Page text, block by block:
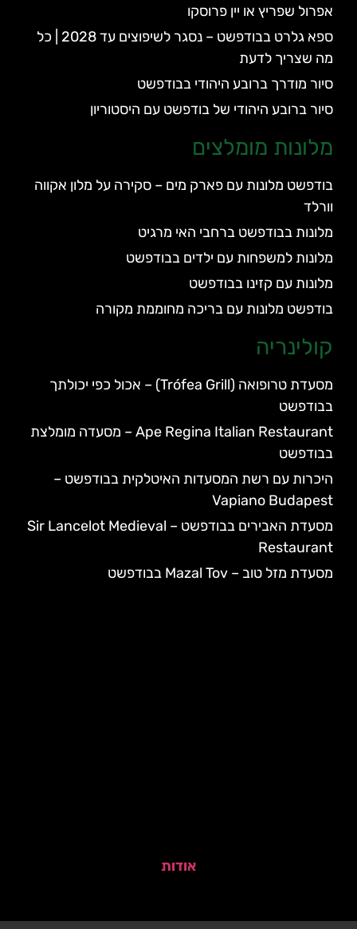
אפרול שפריץ או יין פרוסקו
ספא גלרט בבודפשט – נסגר לשיפוצים עד 2028 | כל
מה שצריך לדעת
סיור מודרך ברובע היהודי בבודפשט
סיור ברובע היהודי של בודפשט עם היסטוריון
מלונות מומלצים
בודפשט מלונות עם פארק מים – סקירה על מלון אקווה
וורלד
מלונות בבודפשט ברחבי האי מרגיט
מלונות למשפחות עם ילדים בבודפשט
מלונות עם קזינו בבודפשט
בודפשט מלונות עם בריכה מחוממת מקורה
קולינריה
מסעדת טרופואה (Trófea Grill) – אכול כפי יכולתך
בבודפשט
Ape Regina Italian Restaurant – מסעדה מומלצת
בבודפשט
היכרות עם רשת המסעדות האיטלקית בבודפשט –
Vapiano Budapest
מסעדת האבירים בבודפשט – Sir Lancelot Medieval
Restaurant
מסעדת מזל טוב – Mazal Tov בבודפשט
אודות